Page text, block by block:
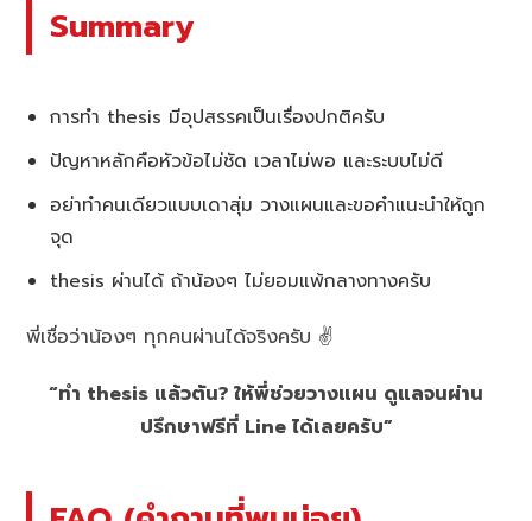
Summary
การทำ thesis มีอุปสรรคเป็นเรื่องปกติครับ
ปัญหาหลักคือหัวข้อไม่ชัด เวลาไม่พอ และระบบไม่ดี
อย่าทำคนเดียวแบบเดาสุ่ม วางแผนและขอคำแนะนำให้ถูก
จุด
thesis ผ่านได้ ถ้าน้องๆ ไม่ยอมแพ้กลางทางครับ
พี่เชื่อว่าน้องๆ ทุกคนผ่านได้จริงครับ ✌️
“ทำ thesis แล้วตัน? ให้พี่ช่วยวางแผน ดูแลจนผ่าน
ปรึกษาฟรีที่ Line ได้เลยครับ”